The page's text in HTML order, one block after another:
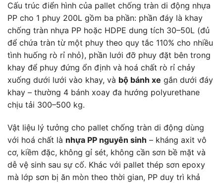
Cấu trúc điển hình của pallet chống tràn di động nhựa
PP cho 1 phuy 200L gồm ba phần: phần đáy là khay
chống tràn nhựa PP hoặc HDPE dung tích 30–50L (đủ
để chứa tràn từ một phuy theo quy tắc 110% cho nhiều
tình huống rò rỉ nhỏ), phần lưới đỡ phuy đặt bên trong
khay để phuy đứng ổn định và hoá chất rò rỉ chảy
xuống dưới lưới vào khay, và bộ bánh xe gắn dưới đáy
khay – thường 4 bánh xoay đa hướng polyurethane
chịu tải 300–500 kg.
Vật liệu lý tưởng cho pallet chống tràn di động dùng
với hoá chất là nhựa PP nguyên sinh – kháng axit vô
cơ, kiềm đặc, không gỉ sét, không cần sơn bề mặt và
dễ vệ sinh sau sự cố. Khác với pallet thép sơn epoxy
mà lớp sơn bị ăn mòn theo thời gian, PP duy trì khả